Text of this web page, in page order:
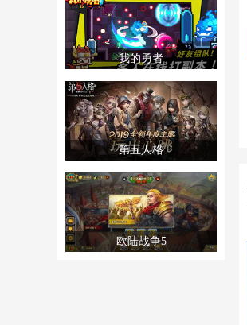
我的勇者
第五人格
欧陆战争5